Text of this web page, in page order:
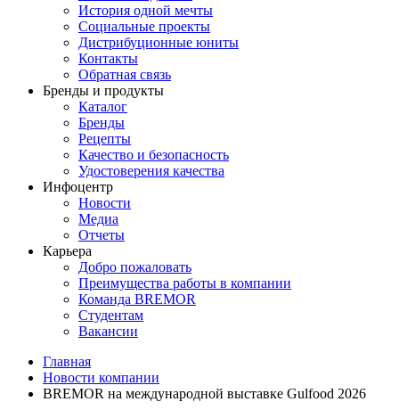
История одной мечты
Социальные проекты
Дистрибуционные юниты
Контакты
Обратная связь
Бренды и продукты
Каталог
Бренды
Рецепты
Качество и безопасность
Удостоверения качества
Инфоцентр
Новости
Медиа
Отчеты
Карьера
Добро пожаловать
Преимущества работы в компании
Команда BREMOR
Студентам
Вакансии
Главная
Новости компании
BREMOR на международной выставке Gulfood 2026